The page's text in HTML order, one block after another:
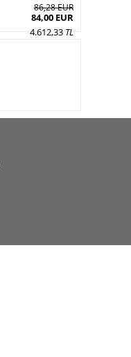
86,28 EUR
84,00 EUR
4.612,33 TL